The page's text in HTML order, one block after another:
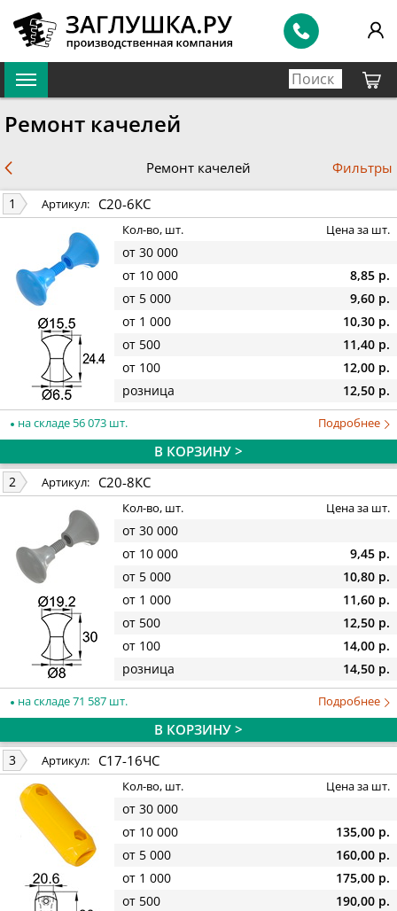
Ремонт качелей
Ремонт качелей Фильтры
1 Артикул: С20-6КС
Кол-во, шт. Цена за шт.
от 30 000
от 10 000
8,85 р.
от 5 000
9,60 р.
от 1 000
10,30 р.
от 500
11,40 р.
от 100
12,00 р.
розница
12,50 р.
на складе 56 073 шт. Подробнее
В КОРЗИНУ >
2 Артикул: С20-8КС
Кол-во, шт. Цена за шт.
от 30 000
от 10 000
9,45 р.
от 5 000
10,80 р.
от 1 000
11,60 р.
от 500
12,50 р.
от 100
14,00 р.
розница
14,50 р.
на складе 71 587 шт. Подробнее
В КОРЗИНУ >
3 Артикул: С17-16ЧС
Кол-во, шт. Цена за шт.
от 30 000
от 10 000
135,00 р.
от 5 000
160,00 р.
от 1 000
175,00 р.
от 500
190,00 р.